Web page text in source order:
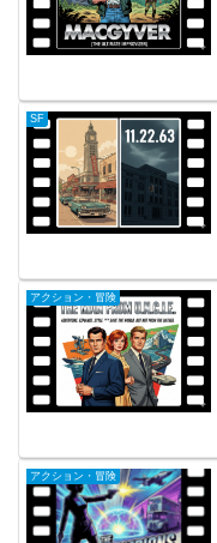
SF
アクション・冒険
アクション・冒険